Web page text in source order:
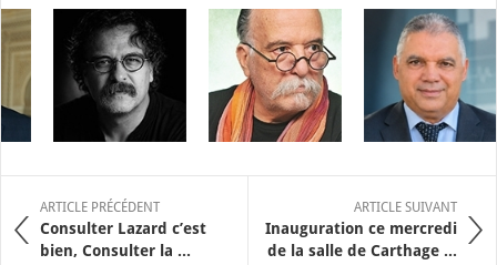
ARTICLE PRÉCÉDENT
Consulter Lazard c’est
bien, Consulter la ...
ARTICLE SUIVANT
Inauguration ce mercredi
de la salle de Carthage ...